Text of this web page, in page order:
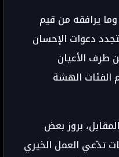
يرافقه من قيم
دعوات الإحسان
طرف الأعيان
الفئات الهشة
بروز بعض
تدّعي العمل الخيري